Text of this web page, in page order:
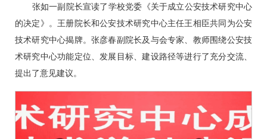
张如一副院长宣读了学校党委《关于成立公安技术研究中心
的决定》。王册院长和公安技术研究中心主任王相臣共同为公安
技术研究中心揭牌。张彦春副院长及与会专家、教师围绕公安技
术研究中心功能定位、发展目标、建设路径等进行了充分交流、
提出了意见建议。